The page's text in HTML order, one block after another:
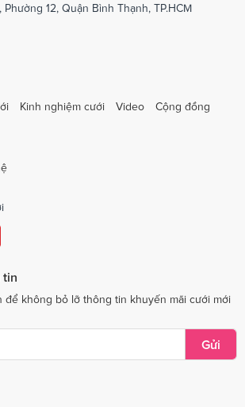
12, Quận Bình Thạnh, TP.HCM
Kinh nghiệm cưới Video Cộng đồng
tin
để không bỏ lỡ thông tin khuyến mãi cưới mới
Gửi